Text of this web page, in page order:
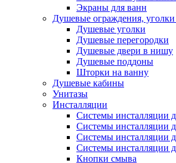
Экраны для ванн
Душевые ограждения,
Душевые уголки
Душевые перегородки
Душевые двери в нишу
Душевые поддоны
Шторки на ванну
Душевые кабины
Унитазы
Инсталляции
Системы инсталляции
Системы инсталляции
Системы инсталляции
Системы инсталляции
Кнопки смыва